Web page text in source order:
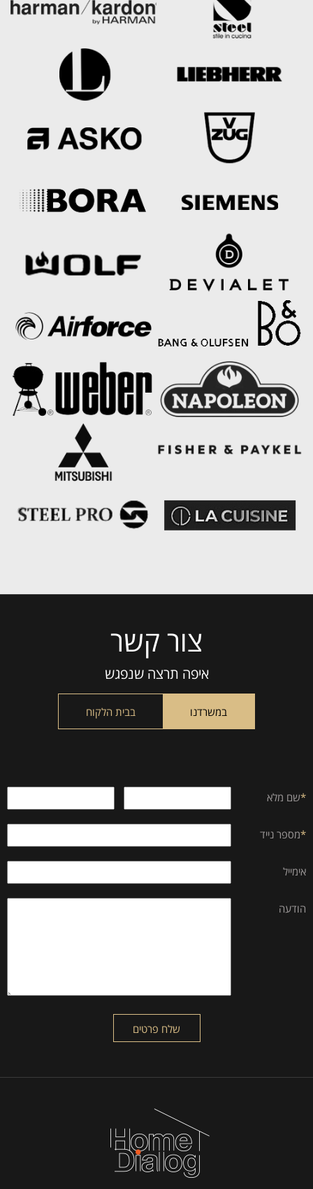
צור קשר
איפה תרצה שנפגש
במשרדנו בבית הלקוח
*שם מלא
*מספר נייד
אימייל
הודעה